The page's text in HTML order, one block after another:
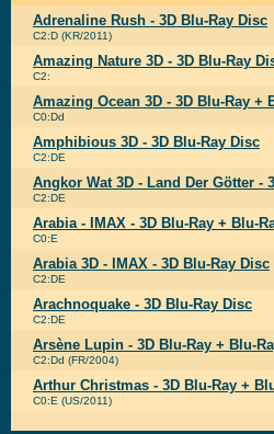
Adrenaline Rush - 3D Blu-Ray Disc
C2:D (KR/2011)
Amazing Nature 3D - 3D Blu-Ray
C2:
Amazing Ocean 3D - 3D Blu-Ray +
C0:Dd
Amphibious 3D - 3D Blu-Ray Disc
C2:DE
Angkor Wat 3D - Land Der Götter -
C2:DE
Arabia - IMAX - 3D Blu-Ray + Blu-
C0:E
Arabia 3D - IMAX - 3D Blu-Ray Disc
C2:DE
Arachnoquake - 3D Blu-Ray Disc
C2:DE
Arsène Lupin - 3D Blu-Ray + Blu-
C2:Dd (FR/2004)
Arthur Christmas - 3D Blu-Ray +
C0:E (US/2011)